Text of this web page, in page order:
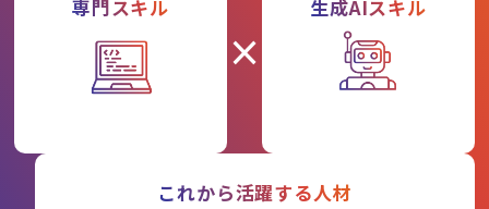
専門スキル
×
生成AIスキル
これから活躍する人材